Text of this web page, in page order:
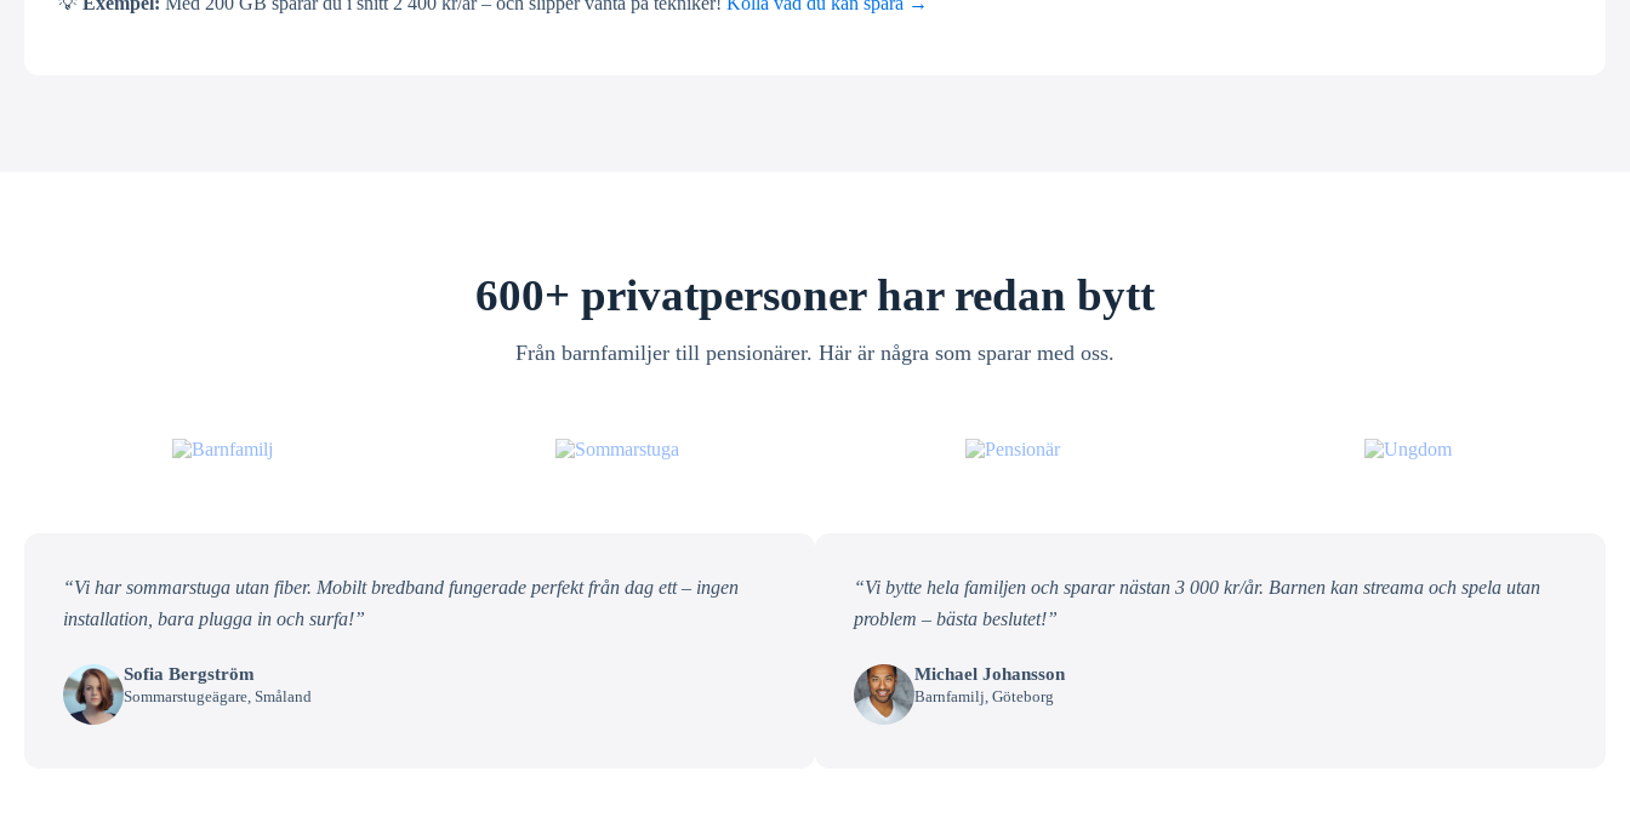
600+ privatpersoner har redan bytt
Från barnfamiljer till pensionärer. Här är några som sparar med oss.
“Vi har sommarstuga utan fiber. Mobilt bredband fungerade perfekt från dag ett – ingen
installation, bara plugga in och surfa!”
Sofia Bergström
Sommarstugeägare, Småland
“Vi bytte hela familjen och sparar nästan 3 000 kr/år. Barnen kan streama och spela utan
problem – bästa beslutet!”
Michael Johansson
Barnfamilj, Göteborg